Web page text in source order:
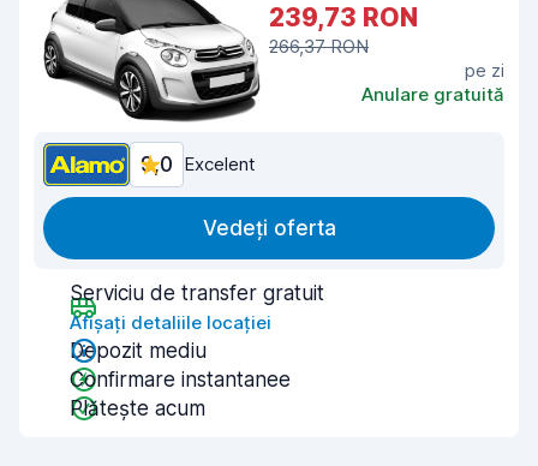
239,73 RON
266,37 RON
pe zi
Anulare gratuită
9,0 Excelent
Vedeți oferta
Serviciu de transfer gratuit
Afișați detaliile locației
Depozit mediu
Confirmare instantanee
Plătește acum